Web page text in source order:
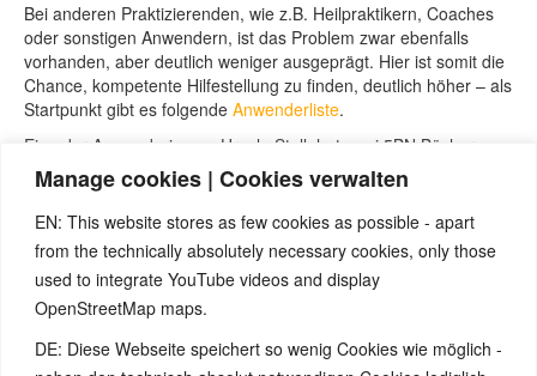
Manage cookies | Cookies verwalten
EN: This website stores as few cookies as possible - apart
from the technically absolutely necessary cookies, only those
used to integrate YouTube videos and display
OpenStreetMap maps.
DE: Diese Webseite speichert so wenig Cookies wie möglich -
Bei anderen Praktizierenden, wie z.B. Heilpraktikern, Coaches
oder sonstigen Anwendern, ist das Problem zwar ebenfalls
vorhanden, aber deutlich weniger ausgeprägt. Hier ist somit die
Chance, kompetente Hilfestellung zu finden, deutlich höher – als
Startpunkt gibt es folgende Anwenderliste.
Eine der Anwenderinnen, Ursula Stoll, hat zwei 5BN Bücher
speziell zum Thema Haut geschrieben, wo dieses Thema bei
Bedarf vertieft werden kann.
Grundsätzlich kann aber auch eine eigene Vertiefung in das
Thema empfohlen werden, denn je genauer man selber die
Gesetzmäßigkeiten versteht, desto präziser kann man den
Rhythmus von Veränderungen im Alltag beobachten und
einordnen, um bei chronischen Zuständen den Bezug zum
eigenen Leben zu verstehen und Änderungen herbeizuführen.
Je nach Symptomatik der Haut ist dies einfacher oder schwerer.